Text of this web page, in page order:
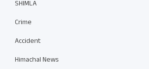
SHIMLA
Crime
Accident
Himachal News